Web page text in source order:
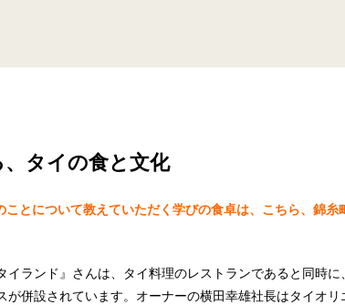
タイの食と文化
とについて教えていただく学びの食卓は、こちら、錦
イランド』さんは、タイ料理のレストランであると同時
が併設されています。オーナーの横田幸雄社長はタイオ